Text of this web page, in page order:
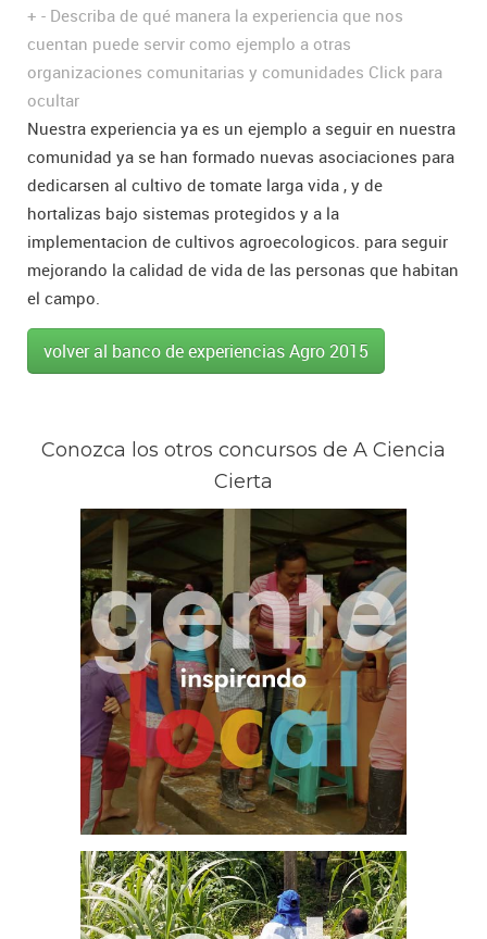
+ - Describa de qué manera la experiencia que nos
cuentan puede servir como ejemplo a otras
organizaciones comunitarias y comunidades Click para
ocultar
Nuestra experiencia ya es un ejemplo a seguir en nuestra
comunidad ya se han formado nuevas asociaciones para
dedicarsen al cultivo de tomate larga vida , y de
hortalizas bajo sistemas protegidos y a la
implementacion de cultivos agroecologicos. para seguir
mejorando la calidad de vida de las personas que habitan
el campo.
volver al banco de experiencias Agro 2015
Conozca los otros concursos de A Ciencia
Cierta